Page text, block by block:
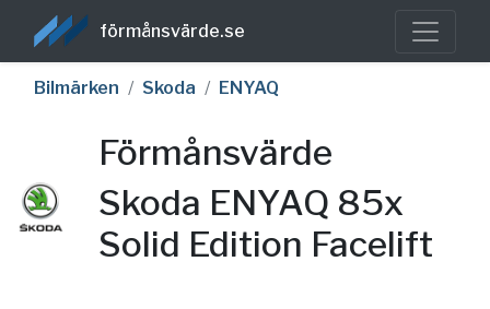
förmånsvärde.se
Bilmärken Skoda ENYAQ
Förmånsvärde
Skoda ENYAQ 85x
Solid Edition Facelift